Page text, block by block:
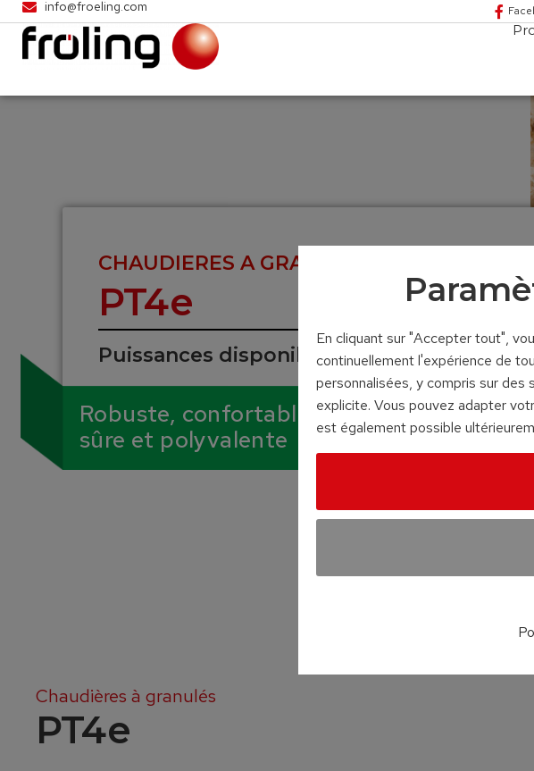
info@froeling.com
CHAUDIERES A GRANULES
PT4e
Puissances disponibles : 100 à 350 kW
Robuste, confortable
sûre et polyvalente
Chaudières à granulés
PT4e
En cliquant sur "Accepter tout",
continuellement l'expérience de
personnalisées, y compris sur
explicite. Vous pouvez adapter
est également possible